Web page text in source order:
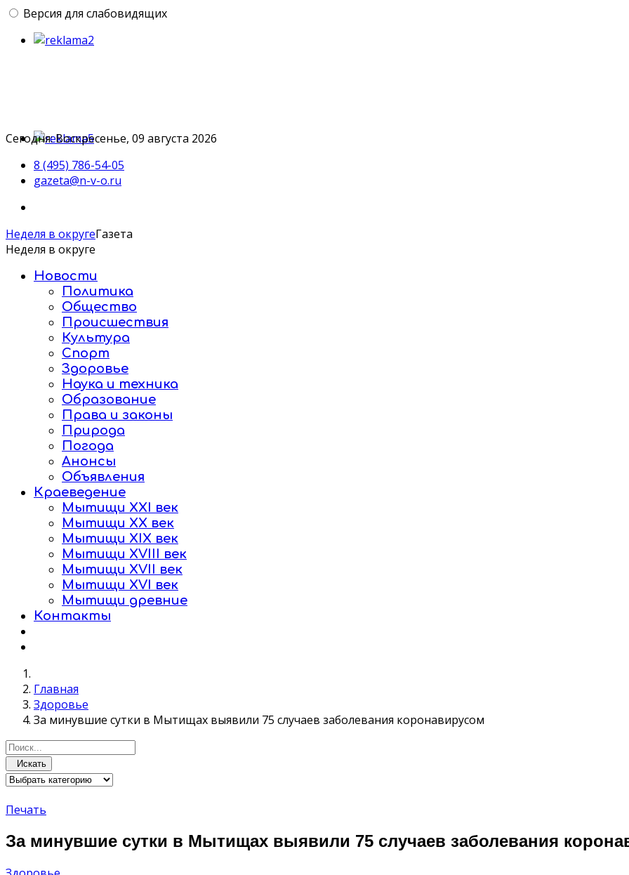
Версия для слабовидящих
Сегодня: Воскресенье, 09 августа 2026
8 (495) 786-54-05
gazeta@n-v-o.ru
Неделя в округеГазета
Неделя в округе
Новости
Политика
Общество
Происшествия
Культура
Спорт
Здоровье
Наука и техника
Образование
Права и законы
Природа
Погода
Анонсы
Объявления
Краеведение
Мытищи XXI век
Мытищи XX век
Мытищи XIX век
Мытищи XVIII век
Мытищи XVII век
Мытищи XVI век
Мытищи древние
Контакты
Главная
Здоровье
За минувшие сутки в Мытищах выявили 75 случаев заболевания коронавирусом
Искать
Печать
За минувшие сутки в Мытищах выявили 75 случаев заболевания